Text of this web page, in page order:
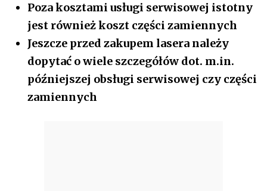
Poza kosztami usługi serwisowej istotny
jest również koszt części zamiennych
Jeszcze przed zakupem lasera należy
dopytać o wiele szczegółów dot. m.in.
późniejszej obsługi serwisowej czy części
zamiennych